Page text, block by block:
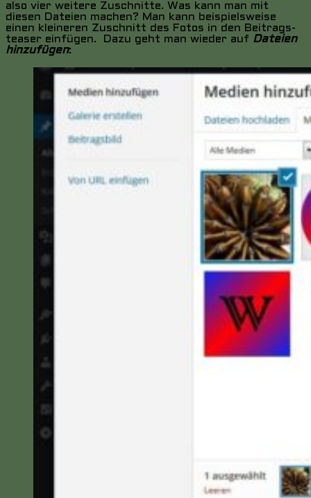
also vier weitere Zuschnitte. Was kann man mit
diesen Dateien machen? Man kann beispielsweise
einen kleineren Zuschnitt des Fotos in den Beitrags-
teaser einfügen. Dazu geht man wieder auf Dateien
hinzufügen: